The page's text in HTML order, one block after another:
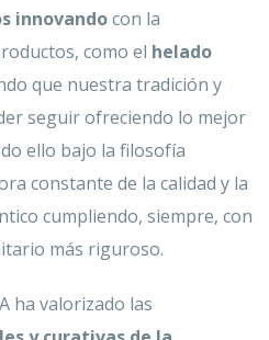
innovandocon la
como el helado
que nuestra tradición y
seguir ofreciendo lo mejor
ello bajo la filosofía
constante de la calidad y la
cumpliendo, siempre, con
más riguroso.
ha valorizado las